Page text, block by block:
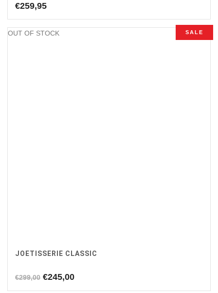
€259,95
OUT OF STOCK SALE
JOETISSERIE CLASSIC
€299,00 Oorspronkelijke
€245,00Huidige